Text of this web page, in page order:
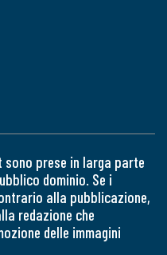
sono prese in larga parte
dominio. Se i
alla pubblicazione,
redazione che
delle immagini